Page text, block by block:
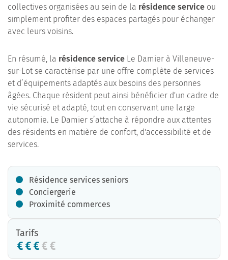
collectives organisées au sein de la résidence service ou
simplement profiter des espaces partagés pour échanger
avec leurs voisins.
En résumé, la résidence service Le Damier à Villeneuve-
sur-Lot se caractérise par une offre complète de services
et d’équipements adaptés aux besoins des personnes
âgées. Chaque résident peut ainsi bénéficier d'un cadre de
vie sécurisé et adapté, tout en conservant une large
autonomie. Le Damier s’attache à répondre aux attentes
des résidents en matière de confort, d'accessibilité et de
services.
Résidence services seniors
Conciergerie
Proximité commerces
Tarifs